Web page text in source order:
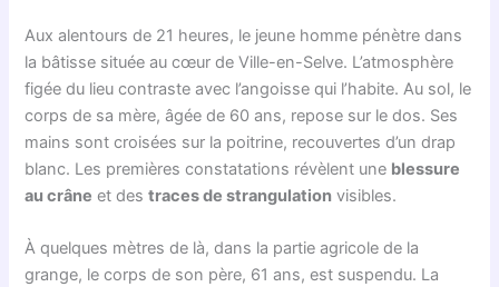
Aux alentours de 21 heures, le jeune homme pénètre dans
la bâtisse située au cœur de Ville-en-Selve. L’atmosphère
figée du lieu contraste avec l’angoisse qui l’habite. Au sol, le
corps de sa mère, âgée de 60 ans, repose sur le dos. Ses
mains sont croisées sur la poitrine, recouvertes d’un drap
blanc. Les premières constatations révèlent une blessure
au crâne et destraces de strangulation visibles.
À quelques mètres de là, dans la partie agricole de la
grange, le corps de son père, 61 ans, est suspendu. La